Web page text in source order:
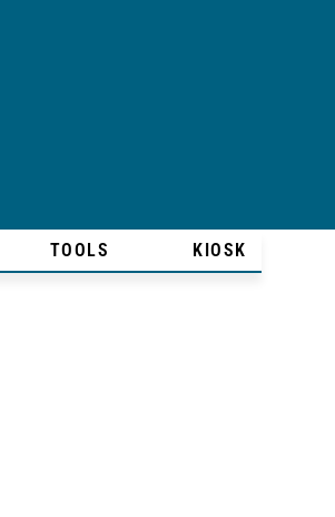
TOOLS KIOSK